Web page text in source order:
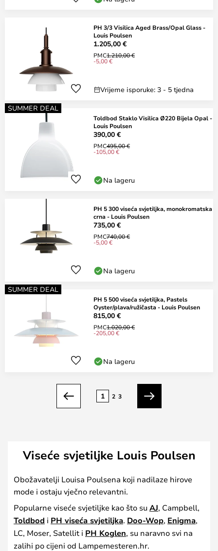
PH 3/3 Visilica Aged Brass/Opal Glass -
Louis Poulsen
1.205,00 €
PMC1.210,00 €
-5,00 €
Vrijeme isporuke: 3 - 5 tjedna
SUMMER DEAL
Toldbod Staklo Visilica Ø220 Bijela Opal -
Louis Poulsen
390,00 €
PMC495,00 €
-105,00 €
Na lageru
PH 5 300 viseća svjetiljka, monokromatska
crna - Louis Poulsen
735,00 €
PMC740,00 €
-5,00 €
Na lageru
SUMMER DEAL
PH 5 500 viseća svjetiljka, Pastels
Oyster/plava/ružičasta - Louis Poulsen
815,00 €
PMC1.020,00 €
-205,00 €
Na lageru
Prethodno
1 2 3
Sljedeći
Viseće svjetiljke Louis Poulsen
Obožavatelji Louisa Poulsena koji nadilaze hirove
mode i ostaju vječno relevantni.
Popularne viseće svjetiljke kao što suAJ, Campbell,
Toldbod i PH viseća svjetiljka. Doo-Wop, Enigma,
LC, Moser, Satellit i PH Koglen, su naravno svi na
zalihi po cijeni od Lampemesteren.hr.